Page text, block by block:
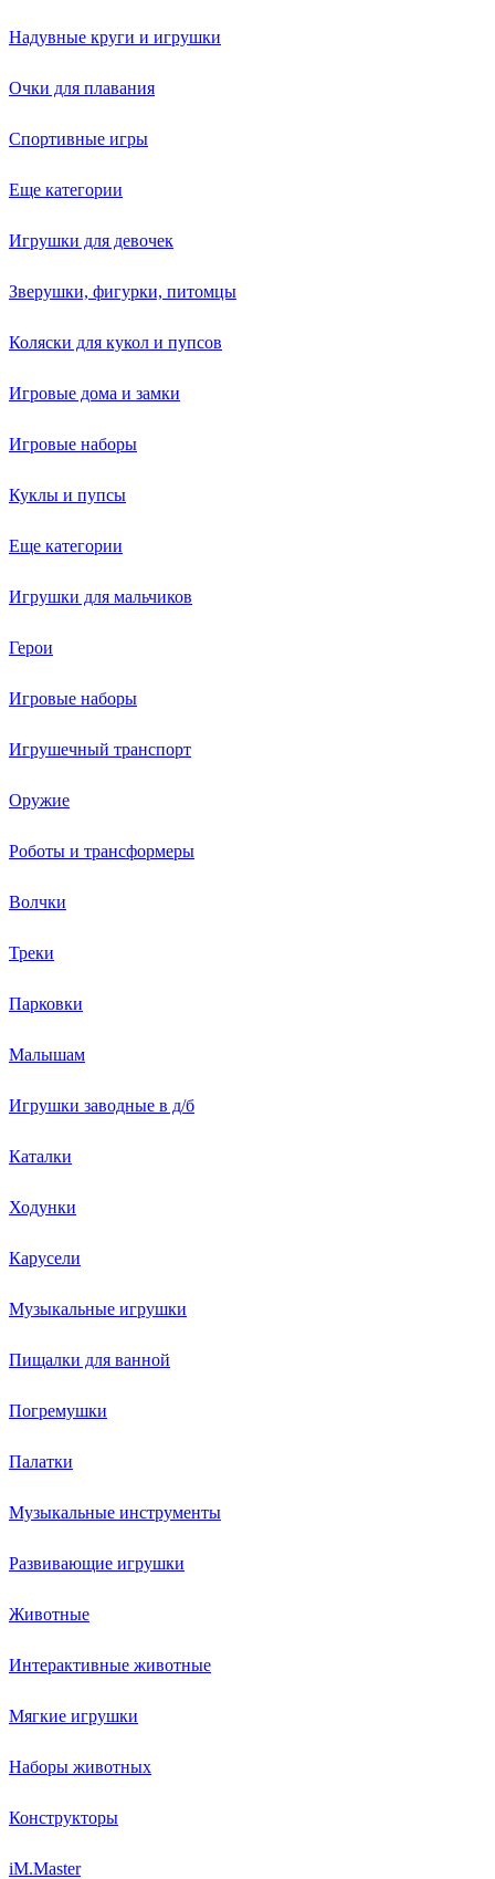
Надувные круги и игрушки
Очки для плавания
Спортивные игры
Еще категории
Игрушки для девочек
Зверушки, фигурки, питомцы
Коляски для кукол и пупсов
Игровые дома и замки
Игровые наборы
Куклы и пупсы
Еще категории
Игрушки для мальчиков
Герои
Игровые наборы
Игрушечный транспорт
Оружие
Роботы и трансформеры
Волчки
Треки
Парковки
Малышам
Игрушки заводные в д/б
Каталки
Ходунки
Карусели
Музыкальные игрушки
Пищалки для ванной
Погремушки
Палатки
Музыкальные инструменты
Развивающие игрушки
Животные
Интерактивные животные
Мягкие игрушки
Наборы животных
Конструкторы
iM.Master